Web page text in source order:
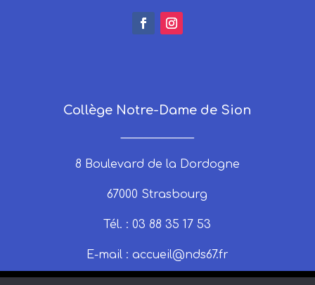
Collège Notre-Dame de Sion
8 Boulevard de la Dordogne
67000 Strasbourg
Tél. : 03 88 35 17 53
E-mail : accueil@nds67.fr